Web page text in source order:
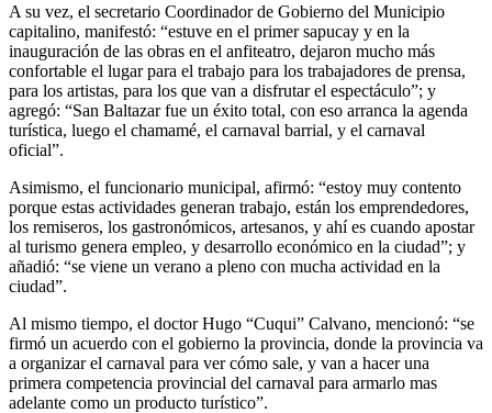
A su vez, el secretario Coordinador de Gobierno del Municipio
capitalino, manifestó: “estuve en el primer sapucay y en la
inauguración de las obras en el anfiteatro, dejaron mucho más
confortable el lugar para el trabajo para los trabajadores de prensa,
para los artistas, para los que van a disfrutar el espectáculo”; y
agregó: “San Baltazar fue un éxito total, con eso arranca la agenda
turística, luego el chamamé, el carnaval barrial, y el carnaval
oficial”.
Asimismo, el funcionario municipal, afirmó: “estoy muy contento
porque estas actividades generan trabajo, están los emprendedores,
los remiseros, los gastronómicos, artesanos, y ahí es cuando apostar
al turismo genera empleo, y desarrollo económico en la ciudad”; y
añadió: “se viene un verano a pleno con mucha actividad en la
ciudad”.
Al mismo tiempo, el doctor Hugo “Cuqui” Calvano, mencionó: “se
firmó un acuerdo con el gobierno la provincia, donde la provincia va
a organizar el carnaval para ver cómo sale, y van a hacer una
primera competencia provincial del carnaval para armarlo mas
adelante como un producto turístico”.